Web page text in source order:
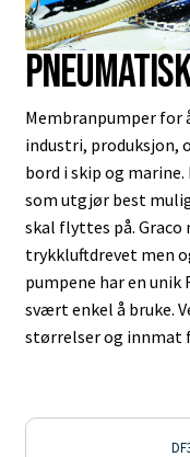
Membranpumper for
industri, produksjon,
bord i skip og
som utgjør best
skal flyttes på.
trykkluftdrevet men
pumpene har en
svært enkel å bruke.
størrelser og innmat